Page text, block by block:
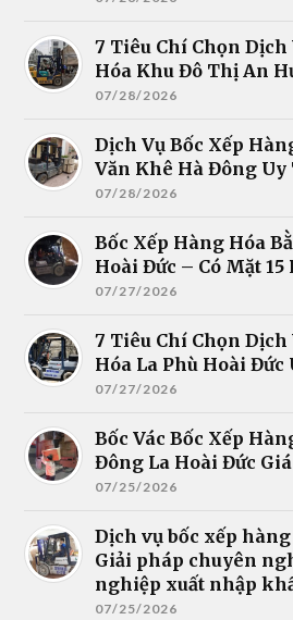
7 Tiêu Chí Chọn Dịch
Hóa Khu Đô Thị An
07/28/2026
Dịch Vụ Bốc Xếp
Văn Khê Hà Đông Uy
07/28/2026
Bốc Xếp Hàng Hóa
Hoài Đức – Có Mặt 15
07/27/2026
7 Tiêu Chí Chọn Dịch
Hóa La Phù Hoài Đức
07/27/2026
Bốc Vác Bốc Xếp
Đông La Hoài Đức
07/25/2026
Dịch vụ bốc xếp
Giải pháp chuyên
nghiệp xuất nhập
07/25/2026